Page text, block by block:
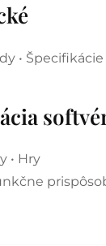
• Špecifikácie
• Hry